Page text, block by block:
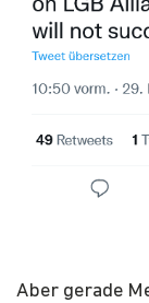
Aber gerade